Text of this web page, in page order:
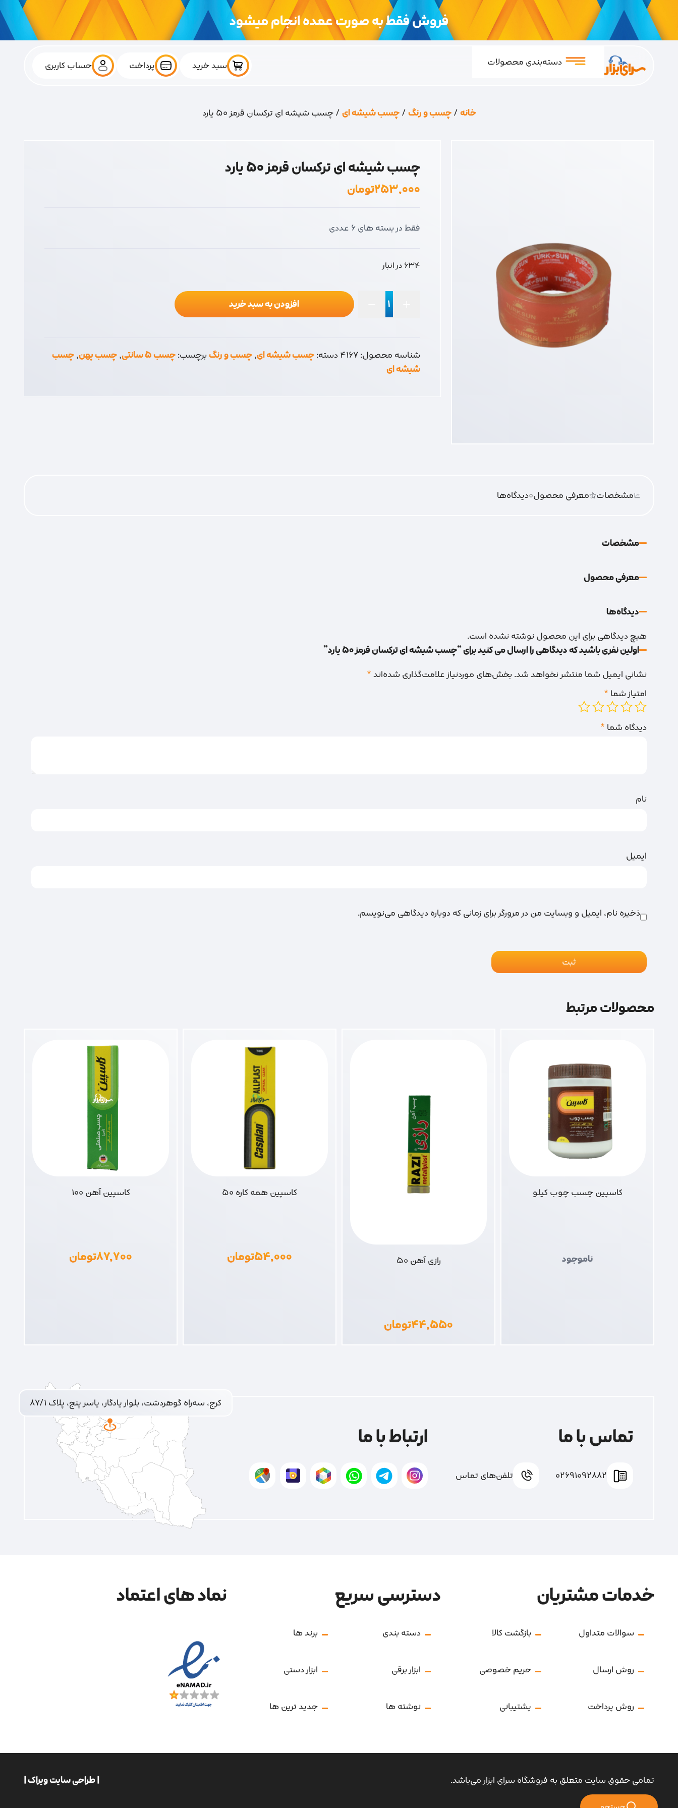
فروش فقط به صورت عمده انجام میشود
دسته‌بندی محصولات سبد خرید پرداخت حساب کاربری
خانه/چسب و رنگ/چسب شیشه ای/ چسب شیشه ای ترکسان قرمز 50 یارد
چسب شیشه ای ترکسان قرمز 50 یارد
۲۵۳,۰۰۰تومان
فقط در بسته های 6 عددی
634 در انبار
ترکسان
قرمز
افزودن به سبد خرید
شناسه محصول:4167دسته:چسب شیشه ای,چسب و رنگبرچسب:چسب 5 سانتی ,چسب پهن,چسب
شیشه ای
مشخصات معرفی محصول0دیدگاه‌‌ها
مشخصات
معرفی محصول
دیدگاه‌‌ها
هیچ دیدگاهی برای این محصول نوشته نشده است.
اولین نفری باشید که دیدگاهی را ارسال می کنید برای “چسب شیشه ای ترکسان قرمز 50 یارد”
نشانی ایمیل شما منتشر نخواهد شد. بخش‌های موردنیاز علامت‌گذاری شده‌اند*
امتیاز شما *
دیدگاه شما *
نام
ایمیل
ذخیره نام، ایمیل و وبسایت من در مرورگر برای زمانی که دوباره دیدگاهی می‌نویسم.
محصولات مرتبط
کاسپین چسب چوب کیلو
ناموجود رازی آهن 50
۴۴,۵۵۰تومان
کاسپین همه کاره 50
۵۴,۰۰۰تومان
کاسپین آهن 100
۸۷,۷۰۰تومان
تماس با ما
02691092882 تلفن‌های تماس
ارتباط با ما
کرج، سه‌راه گوهردشت، بلوار یادگار، یاسر پنج، پلاک ۸۷/۱
خدمات مشتریان
سوالات متداول بازگشت کالا
روش ارسال حریم خصوصی
روش پرداخت پشتیبانی
دسترسی سریع
دسته بندی برند ها
ابزار برقی ابزار دستی
نوشته ها جدید ترین ها
نماد های اعتماد
تمامی حقوق سایت متعلق به فروشگاه سرای ابزار می‌باشد. | طراحی سایت ویراک |